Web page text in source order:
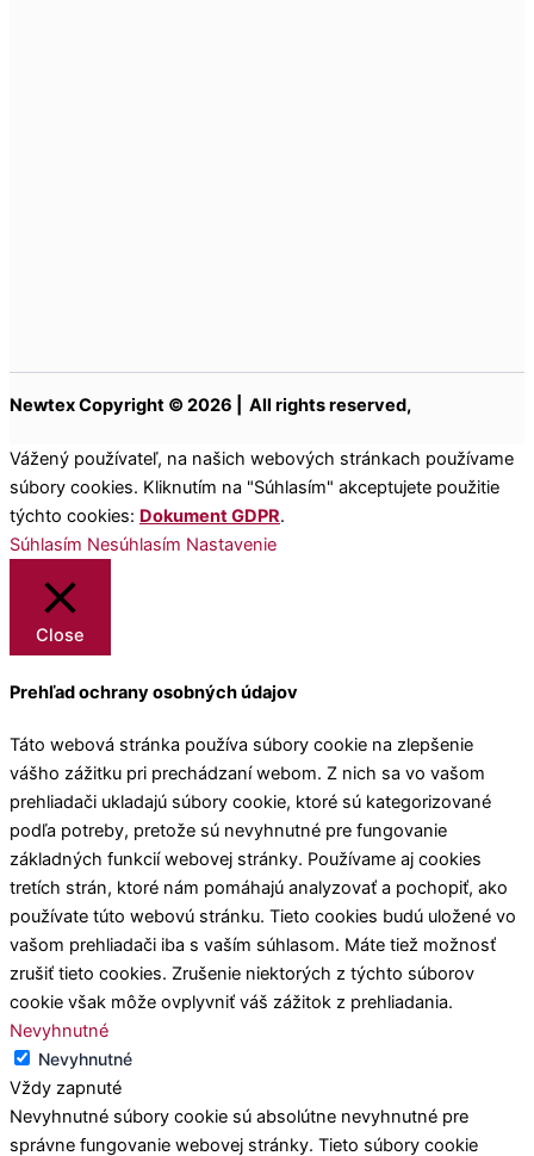
Newtex Copyright © 2026 | All rights reserved,
Vážený používateľ, na našich webových stránkach používame
súbory cookies. Kliknutím na "Súhlasím" akceptujete použitie
týchto cookies: Dokument GDPR.
Súhlasím Nesúhlasím Nastavenie
Close
Prehľad ochrany osobných údajov
Táto webová stránka používa súbory cookie na zlepšenie
vášho zážitku pri prechádzaní webom. Z nich sa vo vašom
prehliadači ukladajú súbory cookie, ktoré sú kategorizované
podľa potreby, pretože sú nevyhnutné pre fungovanie
základných funkcií webovej stránky. Používame aj cookies
tretích strán, ktoré nám pomáhajú analyzovať a pochopiť, ako
používate túto webovú stránku. Tieto cookies budú uložené vo
vašom prehliadači iba s vaším súhlasom. Máte tiež možnosť
zrušiť tieto cookies. Zrušenie niektorých z týchto súborov
cookie však môže ovplyvniť váš zážitok z prehliadania.
Nevyhnutné
Nevyhnutné
Vždy zapnuté
Nevyhnutné súbory cookie sú absolútne nevyhnutné pre
správne fungovanie webovej stránky. Tieto súbory cookie